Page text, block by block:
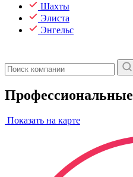
Шахты
Элиста
Энгельс
Показать на карте